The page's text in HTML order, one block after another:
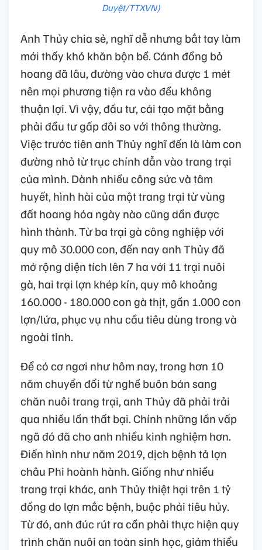
Duyệt/TTXVN)
Anh Thủy chia sẻ, nghĩ dễ nhưng bắt tay làm
mới thấy khó khăn bộn bề. Cánh đồng bỏ
hoang đã lâu, đường vào chưa được 1 mét
nên mọi phương tiện ra vào đều không
thuận lợi. Vì vậy, đầu tư, cải tạo mặt bằng
phải đầu tư gấp đôi so với thông thường.
Việc trước tiên anh Thủy nghĩ đến là làm con
đường nhỏ từ trục chính dẫn vào trang trại
của mình. Dành nhiều công sức và tâm
huyết, hình hài của một trang trại từ vùng
đất hoang hóa ngày nào cũng dần được
hình thành. Từ ba trại gà công nghiệp với
quy mô 30.000 con, đến nay anh Thủy đã
mở rộng diện tích lên 7 ha với 11 trại nuôi
gà, hai trại lợn khép kín, quy mô khoảng
160.000 - 180.000 con gà thịt, gần 1.000 con
lợn/lứa, phục vụ nhu cầu tiêu dùng trong và
ngoài tỉnh.
Để có cơ ngơi như hôm nay, trong hơn 10
năm chuyển đổi từ nghề buôn bán sang
chăn nuôi trang trại, anh Thủy đã phải trải
qua nhiều lần thất bại. Chính những lần vấp
ngã đó đã cho anh nhiều kinh nghiệm hơn.
Điển hình như năm 2019, dịch bệnh tả lợn
châu Phi hoành hành. Giống như nhiều
trang trại khác, anh Thủy thiệt hại trên 1 tỷ
đồng do lợn mắc bệnh, buộc phải tiêu hủy.
Từ đó, anh đúc rút ra cần phải thực hiện quy
trình chăn nuôi an toàn sinh học, giảm thiểu